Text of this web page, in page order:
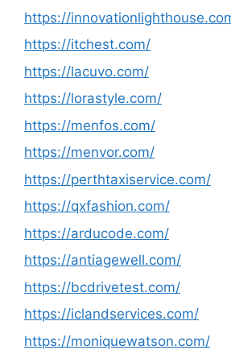
https://
https://itchest.com/
https://lacuvo.com/
https://lorastyle.com/
https://menfos.com/
https://menvor.com/
https://perthtaxiservice.com/
https://qxfashion.com/
https://arducode.com/
https://antiagewell.com/
https://bcdrivetest.com/
https://iclandservices.com/
https://moniquewatson.com/